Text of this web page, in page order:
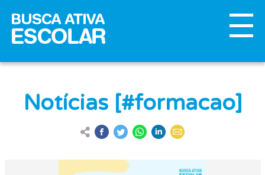
Notícias [#formacao]